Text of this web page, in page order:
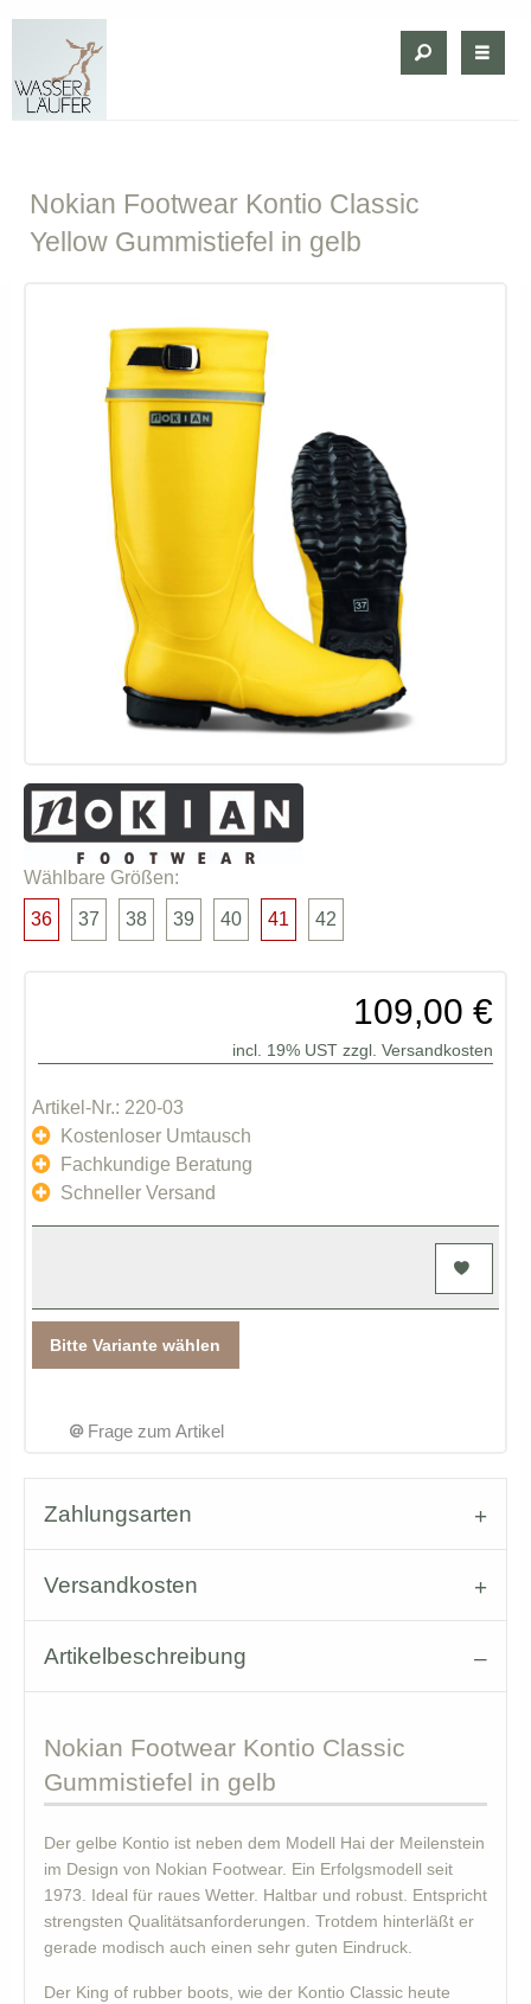
Nokian Footwear Kontio Classic
Yellow Gummistiefel in gelb
Wählbare Größen:
36 37 38 39 40 41 42
109,00 €
incl. 19% UST zzgl. Versandkosten
Artikel-Nr.: 220-03
Kostenloser Umtausch
Fachkundige Beratung
Schneller Versand
Bitte Variante wählen
Frage zum Artikel
Zahlungsarten
Versandkosten
Artikelbeschreibung
Nokian Footwear Kontio Classic
Gummistiefel in gelb
Der gelbe Kontio ist neben dem Modell Hai der Meilenstein
im Design von Nokian Footwear. Ein Erfolgsmodell seit
1973. Ideal für raues Wetter. Haltbar und robust. Entspricht
strengsten Qualitätsanforderungen. Trotdem hinterläßt er
gerade modisch auch einen sehr guten Eindruck.
Der King of rubber boots, wie der Kontio Classic heute